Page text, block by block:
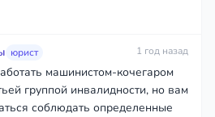
юрист 1 год назад
машинистом-кочегаром
группой инвалидности, но вам
соблюдать определенные